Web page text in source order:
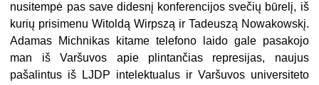
nusitempė pas save didesnį konferencijos svečių būrelį, iš
kurių prisimenu Witoldą Wirpszą ir Tadeuszą Nowakowskį.
Adamas Michnikas kitame telefono laido gale pasakojo
man iš Varšuvos apie plintančias represijas, naujus
pašalintus iš LJDP intelektualus ir Varšuvos universiteto